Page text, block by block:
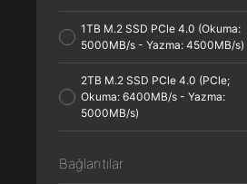
1TB M.2 SSD PCle 4.0 (Okuma:
5000MB/s - Yazma: 4500MB/s)
2TB M.2 SSD PCle 4.0 (PCle;
Okuma: 6400MB/s - Yazma:
5000MB/s)
Bağlantılar